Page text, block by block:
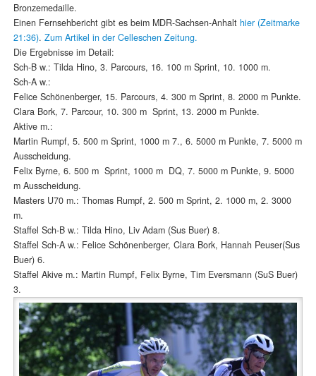
Bronzemedaille.
Einen Fernsehbericht gibt es beim MDR-Sachsen-Anhalt hier (Zeitmarke
21:36). Zum Artikel in der Celleschen Zeitung.
Die Ergebnisse im Detail:
Sch-B w.: Tilda Hino, 3. Parcours, 16. 100 m Sprint, 10. 1000 m.
Sch-A w.:
Felice Schönenberger, 15. Parcours, 4. 300 m Sprint, 8. 2000 m Punkte.
Clara Bork, 7. Parcour, 10. 300 m Sprint, 13. 2000 m Punkte.
Aktive m.:
Martin Rumpf, 5. 500 m Sprint, 1000 m 7., 6. 5000 m Punkte, 7. 5000 m
Ausscheidung.
Felix Byrne, 6. 500 m Sprint, 1000 m DQ, 7. 5000 m Punkte, 9. 5000
m Ausscheidung.
Masters U70 m.: Thomas Rumpf, 2. 500 m Sprint, 2. 1000 m, 2. 3000
m.
Staffel Sch-B w.: Tilda Hino, Liv Adam (Sus Buer) 8.
Staffel Sch-A w.: Felice Schönenberger, Clara Bork, Hannah Peuser(Sus
Buer) 6.
Staffel Akive m.: Martin Rumpf, Felix Byrne, Tim Eversmann (SuS Buer)
3.